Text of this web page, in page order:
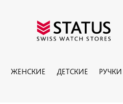
ЖЕНСКИЕ ДЕТСКИЕ РУЧКИ